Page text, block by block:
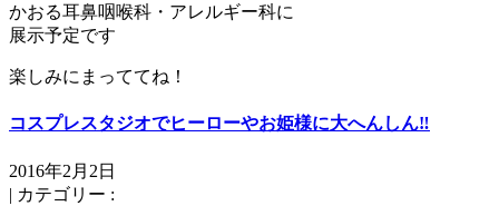
かおる耳鼻咽喉科・アレルギー科に
展示予定です
楽しみにまっててね！
コスプレスタジオでヒーローやお姫様に大へんしん‼️
2016年2月2日
| カテゴリー :